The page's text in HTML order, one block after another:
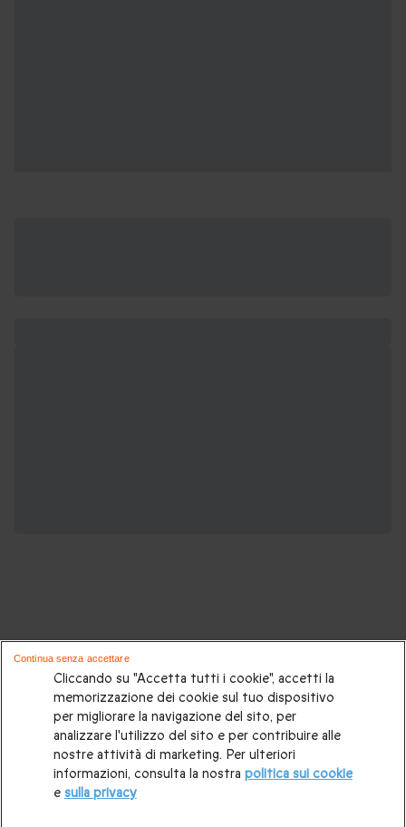
Potrebbero piacerti anche questi cofanetti
regalo:
Cosa regalare?|Idee regalo originali|Perchè regalare una
gift card|Buono regalo|Regali di compleanno
per la coppia|Regalo per matrimonio|Regalo anniversario
Cliccando su "Accetta tutti i cookie", accetti la
memorizzazione dei cookie sul tuo dispositivo
per migliorare la navigazione del sito, per
analizzare l'utilizzo del sito e per contribuire alle
nostre attività di marketing. Per ulteriori
informazioni, consulta la nostra politica sui cookie
e sulla privacy
Continua senza accettare